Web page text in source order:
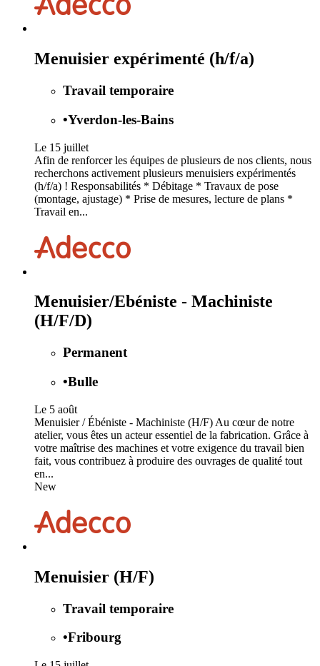
Menuisier expérimenté (h/f/a)
Travail temporaire
•Yverdon-les-Bains
Le 15 juillet
Afin de renforcer les équipes de plusieurs de nos clients, nous
recherchons activement plusieurs menuisiers expérimentés
(h/f/a) ! Responsabilités * Débitage * Travaux de pose
(montage, ajustage) * Prise de mesures, lecture de plans *
Travail en...
Menuisier/Ebéniste - Machiniste
(H/F/D)
Permanent
•Bulle
Le 5 août
Menuisier / Ébéniste - Machiniste (H/F) Au cœur de notre
atelier, vous êtes un acteur essentiel de la fabrication. Grâce à
votre maîtrise des machines et votre exigence du travail bien
fait, vous contribuez à produire des ouvrages de qualité tout
en...
New
Menuisier (H/F)
Travail temporaire
•Fribourg